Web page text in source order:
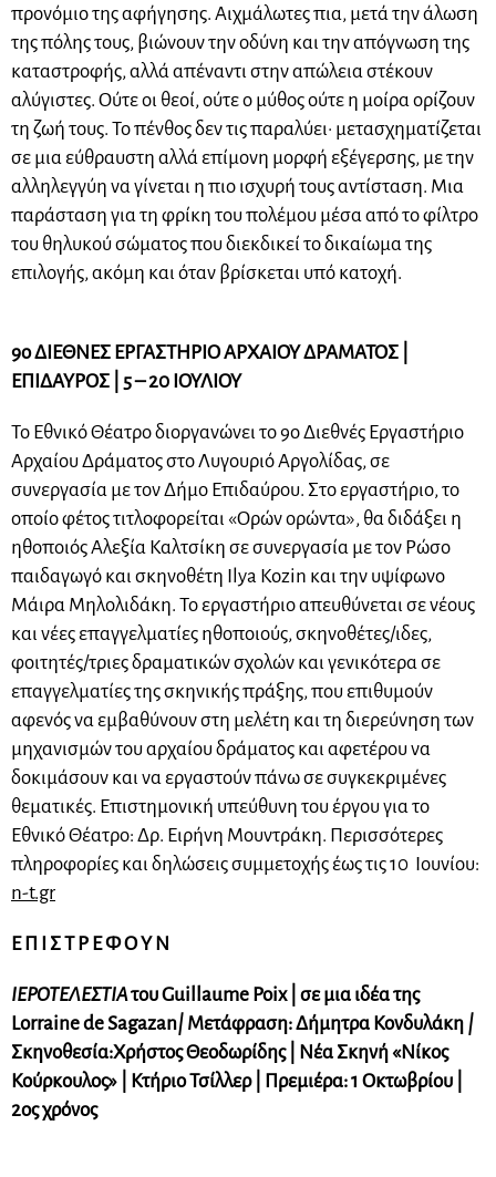
προνόμιο της αφήγησης. Αιχμάλωτες πια, μετά την άλωση
της πόλης τους, βιώνουν την οδύνη και την απόγνωση της
καταστροφής, αλλά απέναντι στην απώλεια στέκουν
αλύγιστες. Ούτε οι θεοί, ούτε ο μύθος ούτε η μοίρα ορίζουν
τη ζωή τους. Το πένθος δεν τις παραλύει· μετασχηματίζεται
σε μια εύθραυστη αλλά επίμονη μορφή εξέγερσης, με την
αλληλεγγύη να γίνεται η πιο ισχυρή τους αντίσταση. Μια
παράσταση για τη φρίκη του πολέμου μέσα από το φίλτρο
του θηλυκού σώματος που διεκδικεί το δικαίωμα της
επιλογής, ακόμη και όταν βρίσκεται υπό κατοχή.
9ο ΔΙΕΘΝΕΣ ΕΡΓΑΣΤΗΡΙΟ ΑΡΧΑΙΟΥ ΔΡΑΜΑΤΟΣ |
ΕΠΙΔΑΥΡΟΣ | 5 – 20 ΙΟΥΛΙΟΥ
Το Εθνικό Θέατρο διοργανώνει το 9ο Διεθνές Εργαστήριο
Αρχαίου Δράματος στο Λυγουριό Αργολίδας, σε
συνεργασία με τον Δήμο Επιδαύρου. Στο εργαστήριο, το
οποίο φέτος τιτλοφορείται «Ορών ορώντα», θα διδάξει η
ηθοποιός Αλεξία Καλτσίκη σε συνεργασία με τον Ρώσο
παιδαγωγό και σκηνοθέτη Ilya Kozin και την υψίφωνο
Μάιρα Μηλολιδάκη. Το εργαστήριο απευθύνεται σε νέους
και νέες επαγγελματίες ηθοποιούς, σκηνοθέτες/ιδες,
φοιτητές/τριες δραματικών σχολών και γενικότερα σε
επαγγελματίες της σκηνικής πράξης, που επιθυμούν
αφενός να εμβαθύνουν στη μελέτη και τη διερεύνηση των
μηχανισμών του αρχαίου δράματος και αφετέρου να
δοκιμάσουν και να εργαστούν πάνω σε συγκεκριμένες
θεματικές. Επιστημονική υπεύθυνη του έργου για το
Εθνικό Θέατρο: Δρ. Ειρήνη Μουντράκη. Περισσότερες
πληροφορίες και δηλώσεις συμμετοχής έως τις 10 Ιουνίου:
n-t.gr
Ε Π Ι Σ Τ Ρ Ε Φ Ο Υ Ν
ΙΕΡΟΤΕΛΕΣΤΙΑτου Guillaume Poix | σε μια ιδέα της
Lorraine de Sagazan| Μετάφραση: Δήμητρα Κονδυλάκη |
Σκηνοθεσία:Χρήστος Θεοδωρίδης | Νέα Σκηνή «Νίκος
Κούρκουλος» | Κτήριο Τσίλλερ | Πρεμιέρα: 1 Οκτωβρίου |
2ος χρόνος